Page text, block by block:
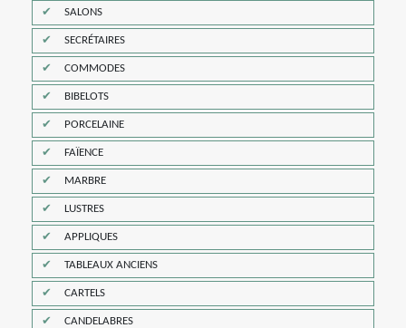
SALONS
SECRÉTAIRES
COMMODES
BIBELOTS
PORCELAINE
FAÏENCE
MARBRE
LUSTRES
APPLIQUES
TABLEAUX ANCIENS
CARTELS
CANDELABRES